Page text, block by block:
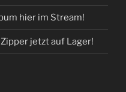
hier im Stream!
jetzt auf Lager!